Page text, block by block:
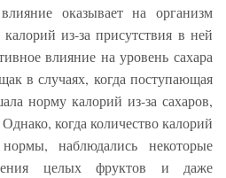
оказывает на организм
из-за присутствия в ней
влияние на уровень сахара
в случаях, когда поступающая
норму калорий из-за сахаров,
когда количество калорий
наблюдались некоторые
целых фруктов и даже